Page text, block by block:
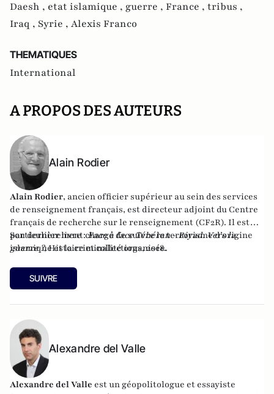
Daesh , etat islamique , guerre , France , tribus ,
Iraq , Syrie , Alexis Franco
THEMATIQUES
International
A PROPOS DES AUTEURS
Alain Rodier
Alain Rodier, ancien officier supérieur au sein des services
de renseignement français, est directeur adjoint du Centre
français de recherche sur le renseignement (CF2R). Il est
particulièrement chargé de suivre le terrorisme d’origine
islamique et la criminalité organisée.
Son dernier livre :Face à face Téhéran - Riyad. Vers la
guerre ?, Histoire et collections, 2018.
SUIVRE
Alexandre del Valle
Alexandre del Valle est un géopolitologue et essayiste